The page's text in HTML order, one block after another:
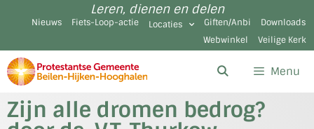
Leren, dienen en delen
Nieuws Fiets-Loop-actie Locaties Giften/Anbi
Downloads
Webwinkel
Veilige Kerk
Menu
Zijn alle dromen bedrog?